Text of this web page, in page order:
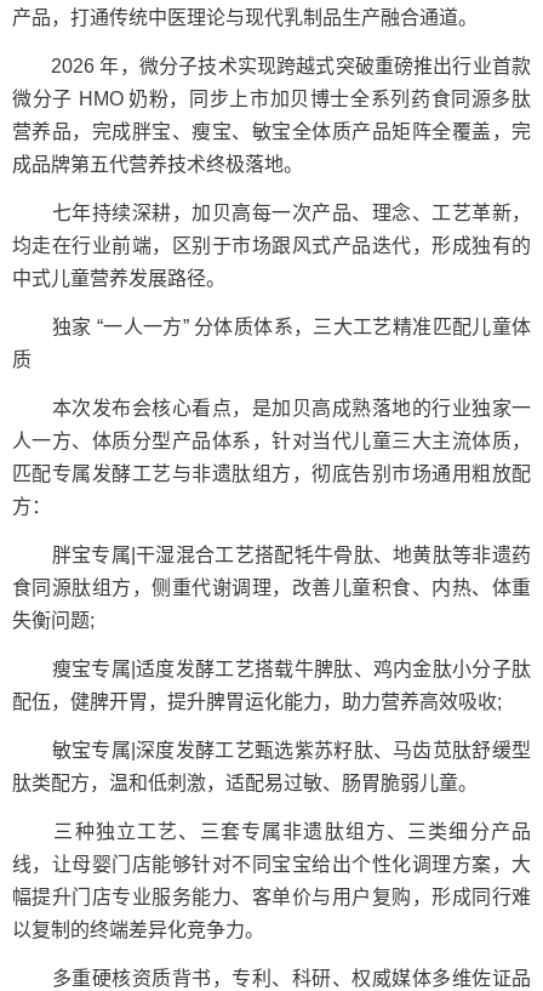
产品，打通传统中医理论与现代乳制品生产融合通道。
2026 年，微分子技术实现跨越式突破重磅推出行业首款
微分子 HMO 奶粉，同步上市加贝博士全系列药食同源多肽
营养品，完成胖宝、瘦宝、敏宝全体质产品矩阵全覆盖，完
成品牌第五代营养技术终极落地。
七年持续深耕，加贝高每一次产品、理念、工艺革新，
均走在行业前端，区别于市场跟风式产品迭代，形成独有的
中式儿童营养发展路径。
独家 “一人一方” 分体质体系，三大工艺精准匹配儿童体
质
本次发布会核心看点，是加贝高成熟落地的行业独家一
人一方、体质分型产品体系，针对当代儿童三大主流体质，
匹配专属发酵工艺与非遗肽组方，彻底告别市场通用粗放配
方：
胖宝专属|干湿混合工艺搭配牦牛骨肽、地黄肽等非遗药
食同源肽组方，侧重代谢调理，改善儿童积食、内热、体重
失衡问题;
瘦宝专属|适度发酵工艺搭载牛脾肽、鸡内金肽小分子肽
配伍，健脾开胃，提升脾胃运化能力，助力营养高效吸收;
敏宝专属|深度发酵工艺甄选紫苏籽肽、马齿苋肽舒缓型
肽类配方，温和低刺激，适配易过敏、肠胃脆弱儿童。
三种独立工艺、三套专属非遗肽组方、三类细分产品
线，让母婴门店能够针对不同宝宝给出个性化调理方案，大
幅提升门店专业服务能力、客单价与用户复购，形成同行难
以复制的终端差异化竞争力。
多重硬核资质背书，专利、科研、权威媒体多维佐证品